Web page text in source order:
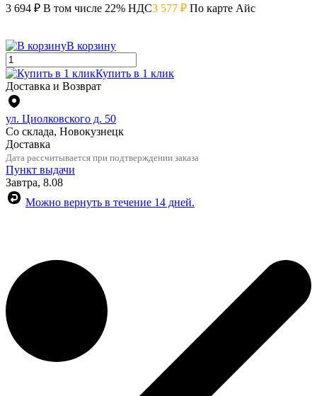
3 694 ₽ В том числе 22% НДС3 577 ₽ По карте Айс
В корзину
Купить в 1 клик
Доставка и Возврат
ул. Циолковского д. 50
Со склада, Новокузнецк
Доставка
Дата рассчитывается при подтверждении заказа
Пункт выдачи
Завтра, 8.08
Можно вернуть в течение 14 дней.